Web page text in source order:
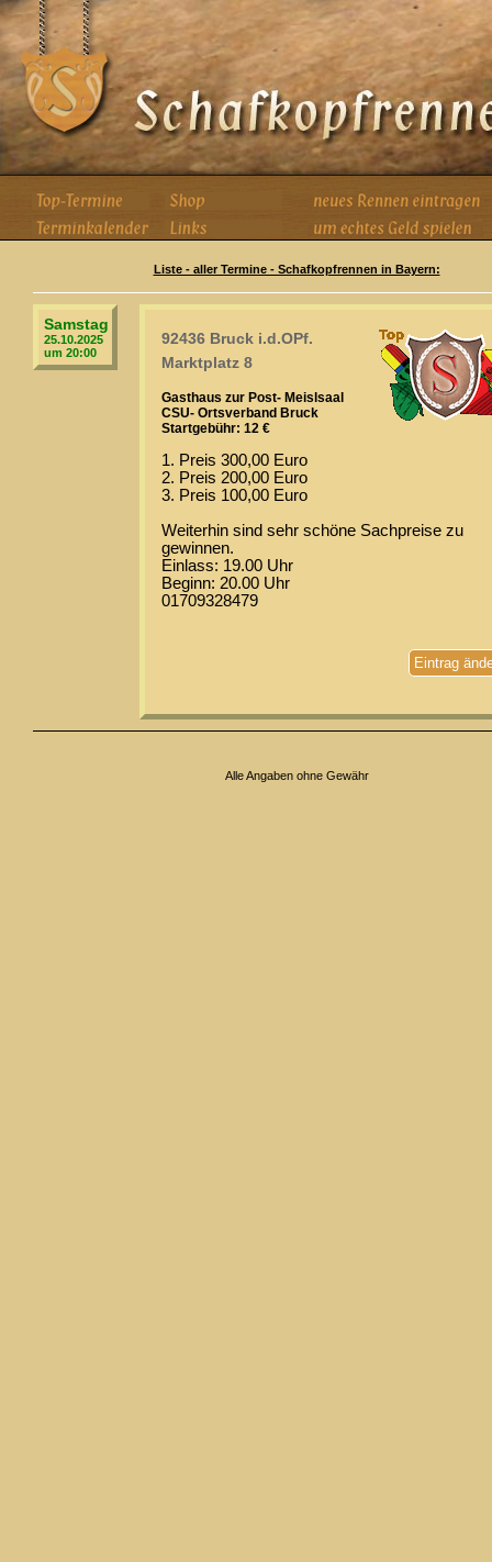
Liste - aller Termine - Schafkopfrennen in Bayern:
Samstag
25.10.2025
um 20:00
92436 Bruck i.d.OPf.
Marktplatz 8
Gasthaus zur Post- Meislsaal
CSU- Ortsverband Bruck
Startgebühr: 12 €
1. Preis 300,00 Euro
2. Preis 200,00 Euro
3. Preis 100,00 Euro
Weiterhin sind sehr schöne Sachpreise zu
gewinnen.
Einlass: 19.00 Uhr
Beginn: 20.00 Uhr
01709328479
Eintrag
Alle Angaben ohne Gewähr